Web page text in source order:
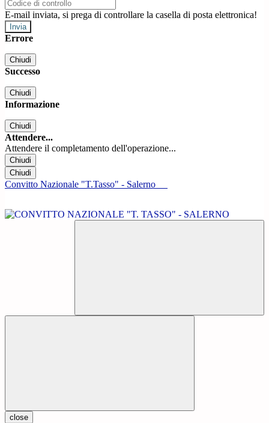
E-mail inviata, si prega di controllare la casella di posta elettronica!
Errore
Chiudi
Successo
Chiudi
Informazione
Chiudi
Attendere...
Attendere il completamento dell'operazione...
Chiudi
Chiudi
Convitto Nazionale "T.Tasso" - Salerno
close